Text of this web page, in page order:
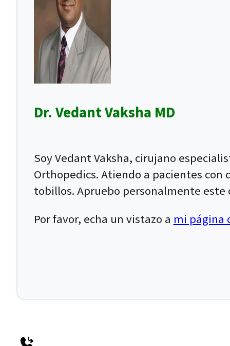
Dr. Vedant Vaksha MD
Soy Vedant Vaksha, cirujano
Orthopedics. Atiendo a pacientes con
tobillos. Apruebo personalmente
Por favor, echa un vistazo a mi página